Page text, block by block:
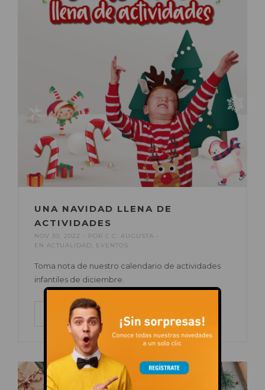
UNA NAVIDAD LLENA DE
ACTIVIDADES
NOV 30, 2022 POR C.C. AUGUSTA
EN ACTUALIDAD EVENTOS
Toma nota de nuestro calendario de actividades
infantiles de diciembre.
LEER MÁS